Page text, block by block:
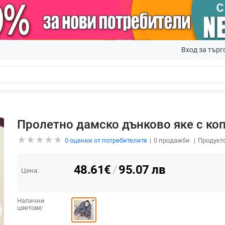
Вход за
Пролетно дамско дънково яке с
0оценки от потребителите 0продажби
Цена: 48.61€/95.07 лв
Налични
цветове: